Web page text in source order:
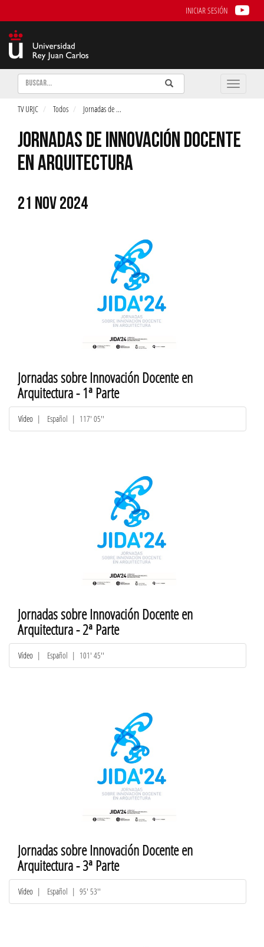
INICIAR SESIÓN
Buscar Enviar
Buscar
Toggle
TV URJC Todos Jornadas de ...
JORNADAS DE INNOVACIÓN DOCENTE
EN ARQUITECTURA
21 NOV 2024
Jornadas sobre Innovación Docente en
Arquitectura - 1ª Parte
Vídeo | Español | 117' 05''
Jornadas sobre Innovación Docente en
Arquitectura - 2ª Parte
Vídeo | Español | 101' 45''
Jornadas sobre Innovación Docente en
Arquitectura - 3ª Parte
Vídeo | Español | 95' 53''